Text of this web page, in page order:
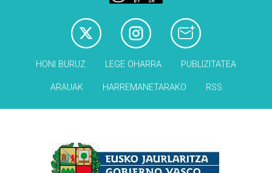
HONI BURUZ LEGE OHARRA PUBLIZITATEA
ARAUAK HARREMANETARAKO RSS